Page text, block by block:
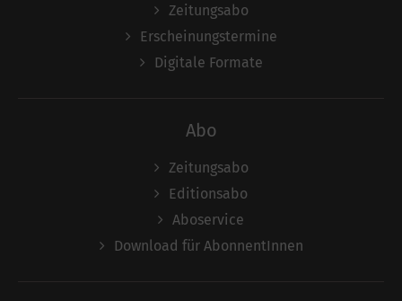
Zeitungsabo
Erscheinungstermine
Digitale Formate
Abo
Zeitungsabo
Editionsabo
Aboservice
Download für AbonnentInnen